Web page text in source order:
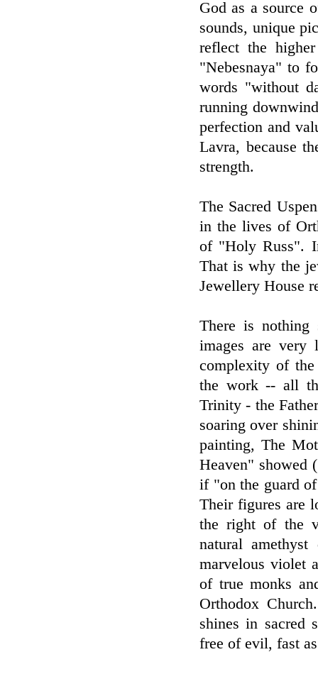
God as a source
sounds, unique
reflect the
"Nebesnaya" to
words "without
running
perfection and
Lavra, because
strength.
The Sacred
in the lives of
of "Holy Russ".
That is why the
Jewellery House
There is nothing
images are very
complexity of
the work -- all
Trinity - the
soaring over
painting, The
Heaven"
if "on the guard
Their figures are
the right of the
natural
marvelous violet
of true monks
Orthodox
shines in sacred
free of evil, fast